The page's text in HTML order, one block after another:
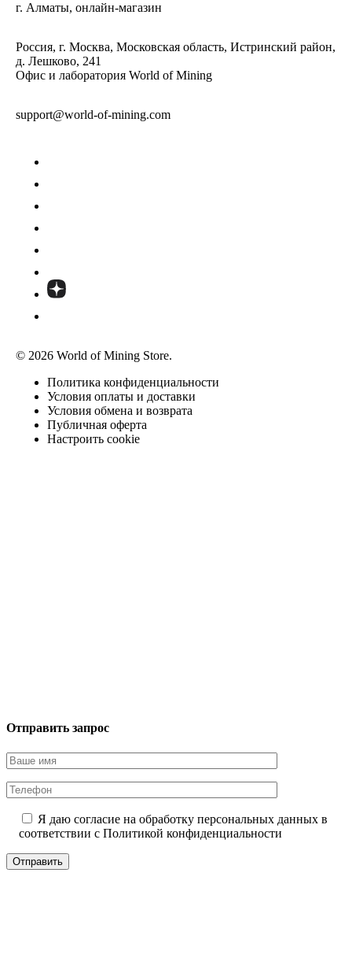
г. Алматы, онлайн-магазин
Россия, г. Москва, Московская область, Истринский район,
д. Лешково, 241
Офис и лаборатория World of Mining
support@world-of-mining.com
© 2026 World of Mining Store.
Политика конфиденциальности
Условия оплаты и доставки
Условия обмена и возврата
Публичная оферта
Настроить cookie
Отправить запрос
Я даю согласие на обработку персональных данных в
соответствии с Политикой конфиденциальности